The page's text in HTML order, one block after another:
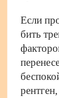
Если
бить